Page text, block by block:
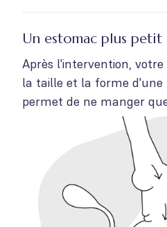
Un estomac plus petit
Après l'intervention,
la taille et la forme d'une
permet de ne manger